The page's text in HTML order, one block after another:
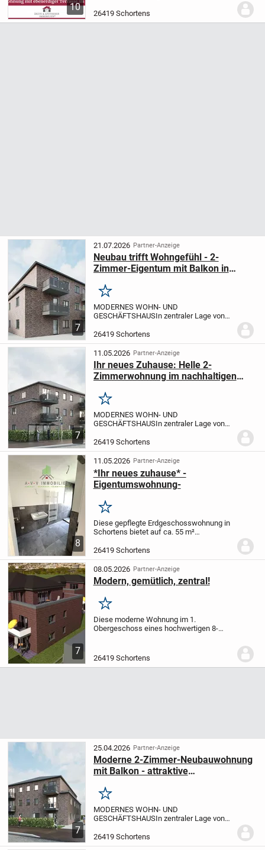
10
zeitgemäße Ausstattung, die höchsten
Wohnkomfort mit nachhaltiger Effizienz
26419 Schortens
7
21.07.2026 Partner-Anzeige
Neubau trifft Wohngefühl - 2-
Zimmer-Eigentum mit Balkon in
Merken
MODERNES WOHN- UND
GESCHÄFTSHAUSIn zentraler Lage von
Wohn- und Geschäftshaus, das
modernes Wohnen und attraktive
Gewerbeflächen optimal vereint. Das
architektoni...
26419 Schortens
7
11.05.2026 Partner-Anzeige
Ihr neues Zuhause: Helle 2-
Zimmerwohnung im nachhaltigen
Merken
MODERNES WOHN- UND
GESCHÄFTSHAUSIn zentraler Lage von
Wohn- und Geschäftshaus, das
modernes Wohnen und attraktive
Gewerbeflächen optimal vereint. Das
architektoni...
26419 Schortens
8
11.05.2026 Partner-Anzeige
*Ihr neues zuhause* -
Eigentumswohnung-
Merken
Diese gepflegte Erdgeschosswohnung in
Schortens bietet auf ca. 55 m²
Raumkonzept und eignet sich ideal für
Singles, Paare oder Kapitalanleger. Die
Wohnung verfügt über...
26419 Schortens
7
08.05.2026 Partner-Anzeige
Modern, gemütlich, zentral!
Merken
Diese moderne Wohnung im 1.
Obergeschoss eines hochwertigen 8-
komfortables und energieeffizientes
Zuhause. In zentraler, aber dennoch...
26419 Schortens
7
25.04.2026 Partner-Anzeige
Moderne 2-Zimmer-Neubauwohnung
mit Balkon - attraktive
Merken
MODERNES WOHN- UND
GESCHÄFTSHAUSIn zentraler Lage von
Wohn- und Geschäftshaus, das
modernes Wohnen und attraktive
26419 Schortens